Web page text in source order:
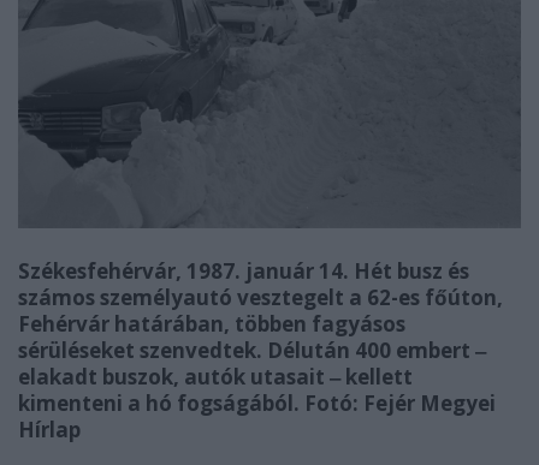
Székesfehérvár, 1987. január 14. Hét busz és
számos személyautó vesztegelt a 62-es főúton,
Fehérvár határában, többen fagyásos
sérüléseket szenvedtek. Délután 400 embert ‒
elakadt buszok, autók utasait ‒ kellett
kimenteni a hó fogságából. Fotó: Fejér Megyei
Hírlap